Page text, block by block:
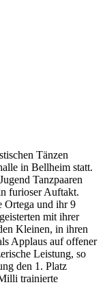
Tänzen
in Bellheim statt.
Tanzpaaren
furioser Auftakt.
Ortega und ihr 9
mit ihrer
Kleinen, in ihren
Applaus auf offener
Leistung, so
den 1. Platz
trainierte